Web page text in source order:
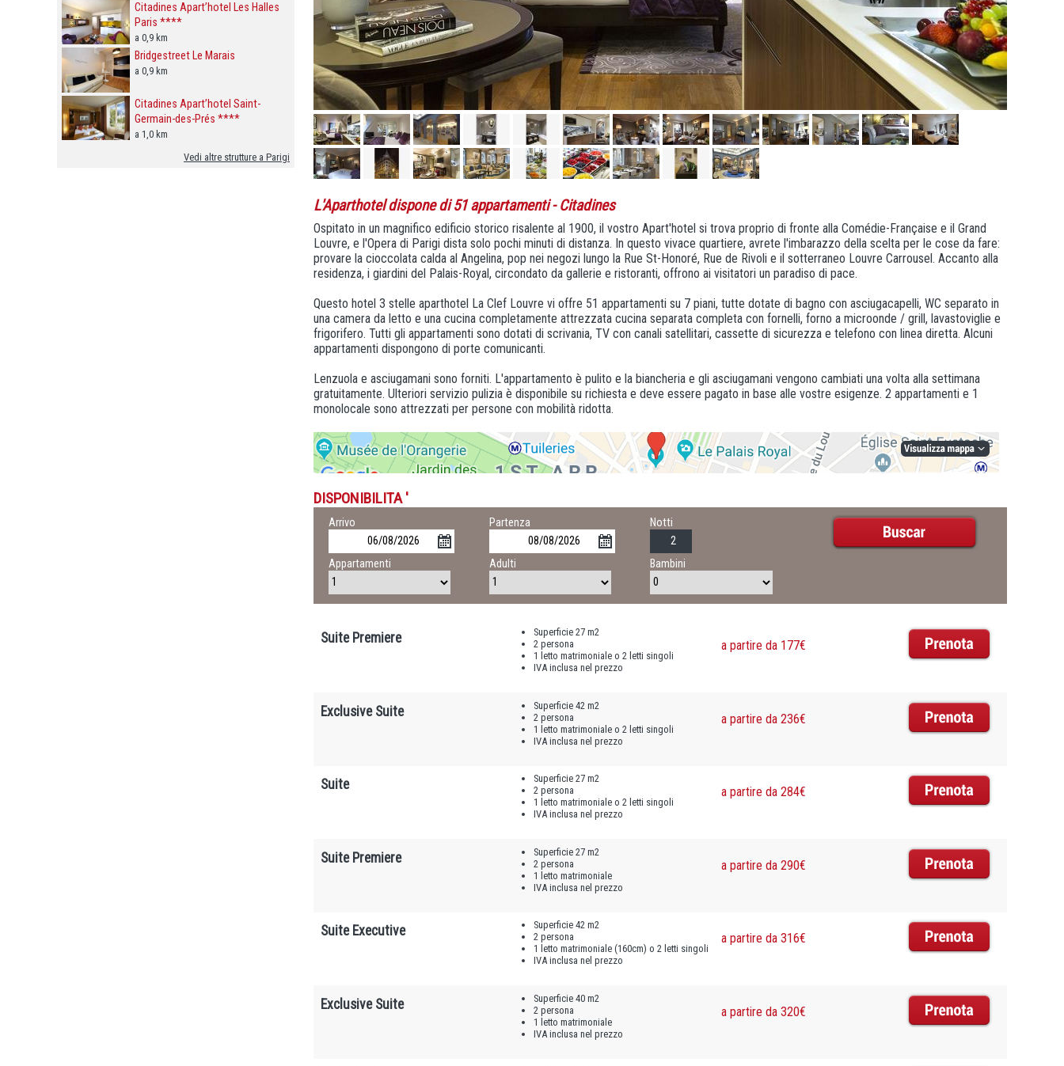
Citadines Apart’hotel Les Halles
Paris ****
a 0,9 km
Bridgestreet Le Marais
a 0,9 km
Citadines Apart’hotel Saint-
Germain-des-Prés ****
a 1,0 km
Vedi altre strutture a Parigi
L'Aparthotel dispone di 51 appartamenti- Citadines
Ospitato in un magnifico edificio storico risalente al 1900, il vostro Apart'hotel si trova proprio di fronte alla Comédie-Française e il Grand
Louvre, e l'Opera di Parigi dista solo pochi minuti di distanza. In questo vivace quartiere, avrete l'imbarazzo della scelta per le cose da fare:
provare la cioccolata calda al Angelina, pop nei negozi lungo la Rue St-Honoré, Rue de Rivoli e il sotterraneo Louvre Carrousel. Accanto alla
residenza, i giardini del Palais-Royal, circondato da gallerie e ristoranti, offrono ai visitatori un paradiso di pace.
Questo hotel 3 stelle aparthotel La Clef Louvre vi offre 51 appartamenti su 7 piani, tutte dotate di bagno con asciugacapelli, WC separato in
una camera da letto e una cucina completamente attrezzata cucina separata completa con fornelli, forno a microonde / grill, lavastoviglie e
frigorifero. Tutti gli appartamenti sono dotati di scrivania, TV con canali satellitari, cassette di sicurezza e telefono con linea diretta. Alcuni
appartamenti dispongono di porte comunicanti.
Lenzuola e asciugamani sono forniti. L'appartamento è pulito e la biancheria e gli asciugamani vengono cambiati una volta alla settimana
gratuitamente. Ulteriori servizio pulizia è disponibile su richiesta e deve essere pagato in base alle vostre esigenze. 2 appartamenti e 1
monolocale sono attrezzati per persone con mobilità ridotta.
DISPONIBILITA '
Arrivo Partenza Notti
Appartamenti Adulti Bambini
Suite Premiere
Superficie 27 m2
2 persona
1 letto matrimoniale o 2 letti singoli
IVA inclusa nel prezzo
a partire da 177€
Exclusive Suite
Superficie 42 m2
2 persona
1 letto matrimoniale o 2 letti singoli
IVA inclusa nel prezzo
a partire da 236€
Suite
Superficie 27 m2
2 persona
1 letto matrimoniale o 2 letti singoli
IVA inclusa nel prezzo
a partire da 284€
Suite Premiere
Superficie 27 m2
2 persona
1 letto matrimoniale
IVA inclusa nel prezzo
a partire da 290€
Suite Executive
Superficie 42 m2
2 persona
1 letto matrimoniale (160cm) o 2 letti singoli
IVA inclusa nel prezzo
a partire da 316€
Exclusive Suite
Superficie 40 m2
2 persona
1 letto matrimoniale
IVA inclusa nel prezzo
a partire da 320€